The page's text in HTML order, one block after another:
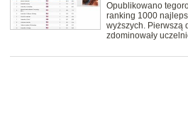
Opublikowano
ranking 1000
wyższych. Pierwszą
zdominowały